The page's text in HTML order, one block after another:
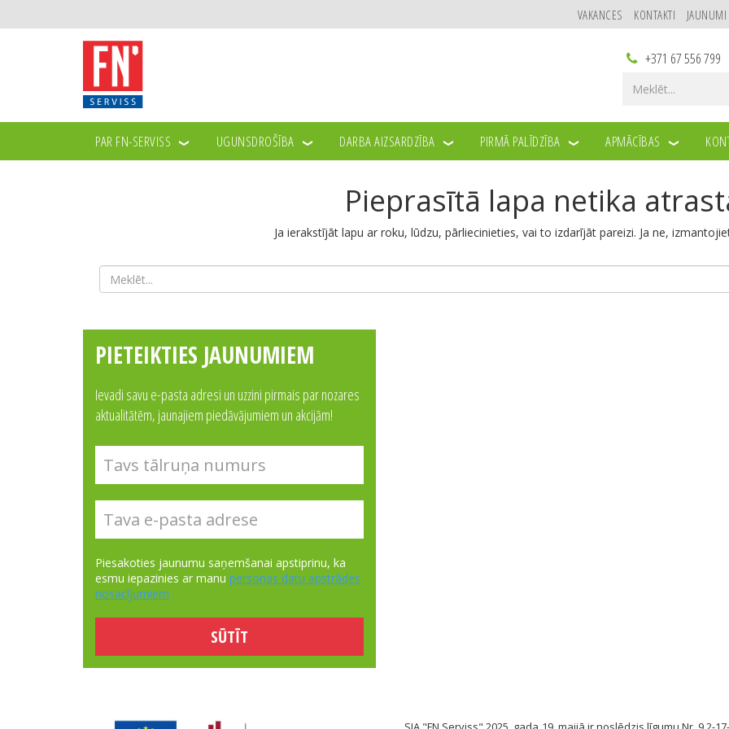
VAKANCES KONTAKTI JAUNUMI
+371 67 556 799
PAR FN-SERVISS UGUNSDROŠĪBA DARBA AIZSARDZĪBA PIRMĀ PALĪDZĪBA APMĀCĪBAS
Pieprasītā lapa netika
Ja ierakstījāt lapu ar roku, lūdzu, pārliecinieties, vai to izdarījāt pareizi. Ja ne,
PIETEIKTIES JAUNUMIEM
Ievadi savu e-pasta adresi un uzzini pirmais par nozares
aktualitātēm, jaunajiem piedāvājumiem un akcijām!
Piesakoties jaunumu saņemšanai apstiprinu, ka
esmu iepazinies ar manu personas datu apstrādes
nosacījumiem